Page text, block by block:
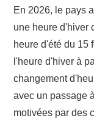
En 2026, le pays
une heure d'hiver
heure d'été du 15
l'heure d'hiver à
changement
avec un passage
motivées par des